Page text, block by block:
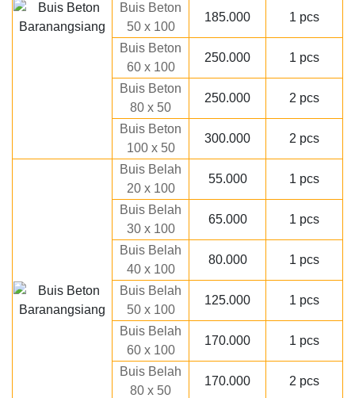
Buis Beton
50 x 100
185.000 1 pcs
Buis Beton
60 x 100
250.000 1 pcs
Buis Beton
80 x 50
250.000 2 pcs
Buis Beton
100 x 50
300.000 2 pcs
Buis Belah
20 x 100
55.000 1 pcs
Buis Belah
30 x 100
65.000 1 pcs
Buis Belah
40 x 100
80.000 1 pcs
Buis Belah
50 x 100
125.000 1 pcs
Buis Belah
60 x 100
170.000 1 pcs
Buis Belah
80 x 50
170.000 2 pcs